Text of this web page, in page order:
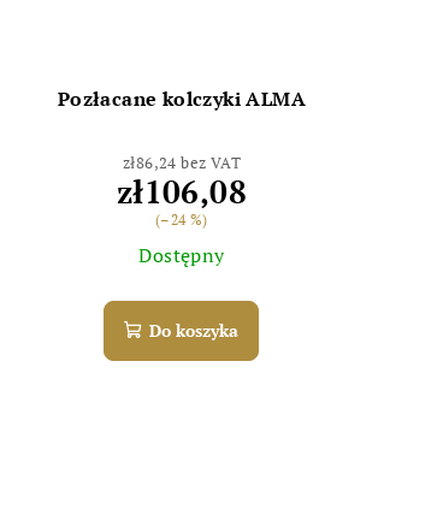
Pozłacane kolczyki ALMA
zł86,24 bez VAT
zł106,08
(–24 %)
Dostępny
Do koszyka